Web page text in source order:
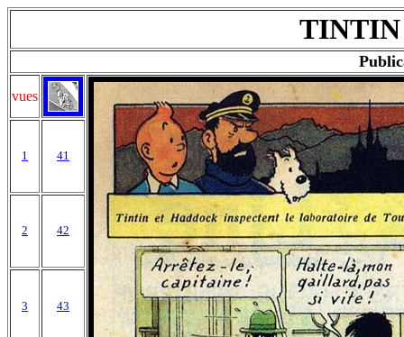
TINTIN
vues
1 41
2 42
3 43